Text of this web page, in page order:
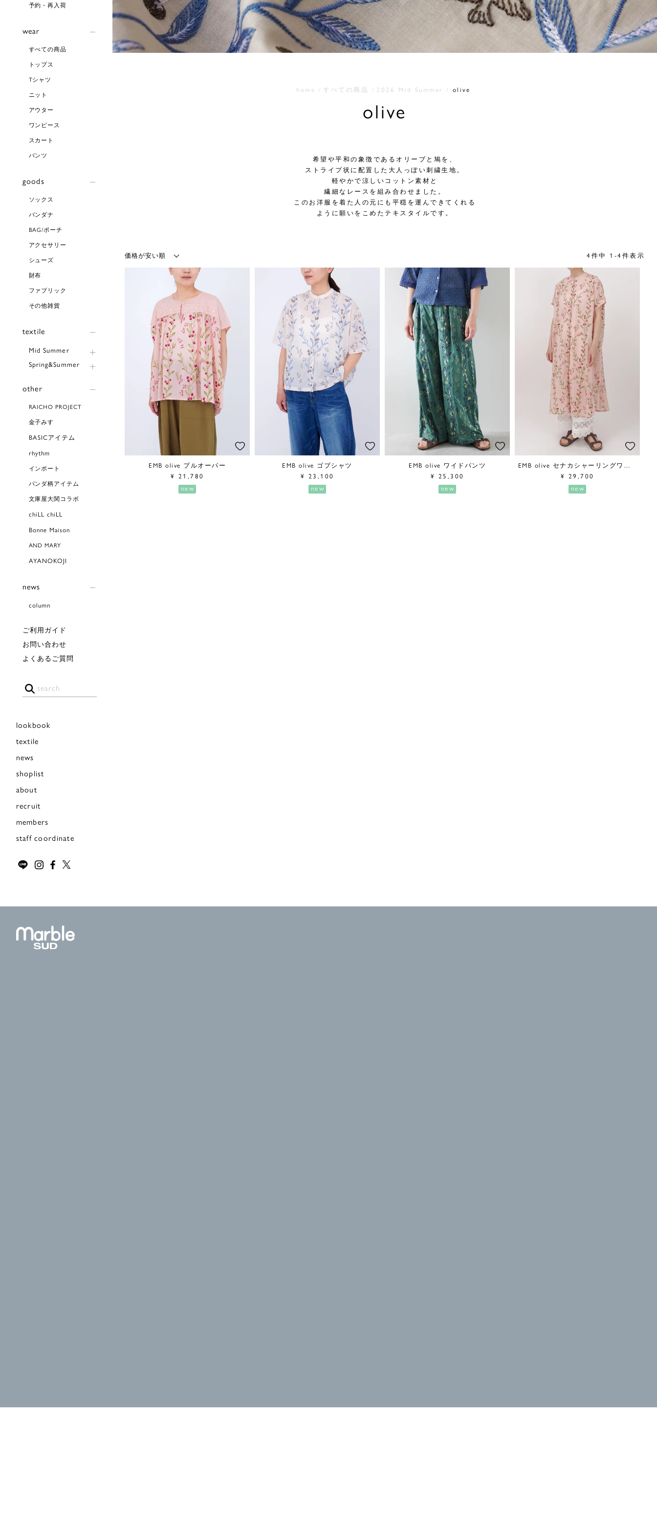
予約・再入荷
wear
すべての商品
トップス
Tシャツ
ニット
アウター
ワンピース
スカート
パンツ
goods
ソックス
バンダナ
BAG/ポーチ
アクセサリー
シューズ
財布
ファブリック
その他雑貨
textile
Mid Summer
Spring&Summer
other
RAICHO PROJECT
金子みすゞ
BASICアイテム
rhythm
インポート
パンダ柄アイテム
文庫屋大関コラボ
chiLL chiLL
Bonne Maison
AND MARY
AYANOKOJI
news
column
ご利用ガイド
お問い合わせ
よくあるご質問
lookbook
textile
news
shoplist
about
recruit
members
staff coordinate
home すべての商品 2026 Mid Summer olive
olive
希望や平和の象徴であるオリーブと鳩を、
ストライプ状に配置した大人っぽい刺繍生地。
軽やかで涼しいコットン素材と
繊細なレースを組み合わせました。
このお洋服を着た人の元にも平穏を運んできてくれる
ように願いをこめたテキスタイルです。
4 件中 1 -4 件表示
EMB olive プルオーバー
¥ 21,780
new
EMB olive ゴブシャツ
¥ 23,100
new
EMB olive ワイドパンツ
¥ 25,300
new
EMB olive セナカシャーリングワンピース
¥ 29,700
new